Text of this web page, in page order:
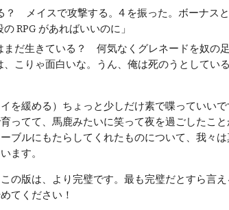
？ メイスで攻撃する。4 を振った。ボーナス
RPG があればいいのに」
まだ生きている？ 何気なくグレネードを奴
こりゃ面白いな。うん、俺は死のうとして
を緩める）ちょっと少しだけ素で喋っていい
ってて、馬鹿みたいに笑って夜を過ごしたこ
ブルにもたらしてくれたものについて、我々
ます。
の版は、より完璧です。最も完璧だとすら言
てください！